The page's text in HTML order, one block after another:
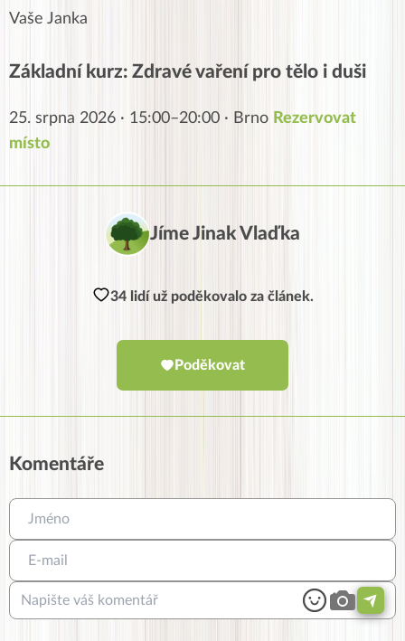
Vaše Janka
Základní kurz: Zdravé vaření pro tělo i duši
25. srpna 2026 · 15:00–20:00 · Brno Rezervovat
místo
Jíme Jinak Vlaďka
34 lidí už poděkovalo za článek.
Poděkovat
Komentáře